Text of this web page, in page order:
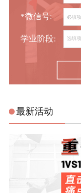
*微信号:
学业阶段:
最新活动